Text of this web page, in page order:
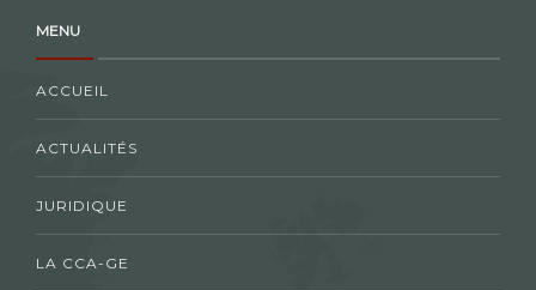
MENU
ACCUEIL
ACTUALITÉS
JURIDIQUE
LA CCA-GE